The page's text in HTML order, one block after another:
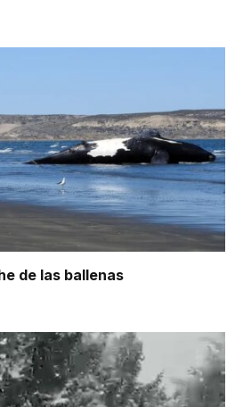
de las ballenas